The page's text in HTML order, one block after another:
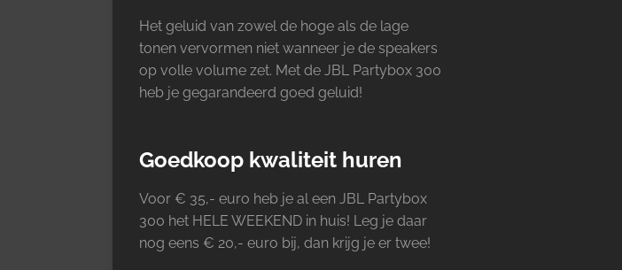
Het geluid van zowel de hoge als de lage
tonen vervormen niet wanneer je de speakers
op volle volume zet. Met de JBL Partybox 300
heb je gegarandeerd goed geluid!
Goedkoop kwaliteit huren
Voor € 35,- euro heb je al een JBL Partybox
300 het HELE WEEKEND in huis! Leg je daar
nog eens € 20,- euro bij, dan krijg je er twee!